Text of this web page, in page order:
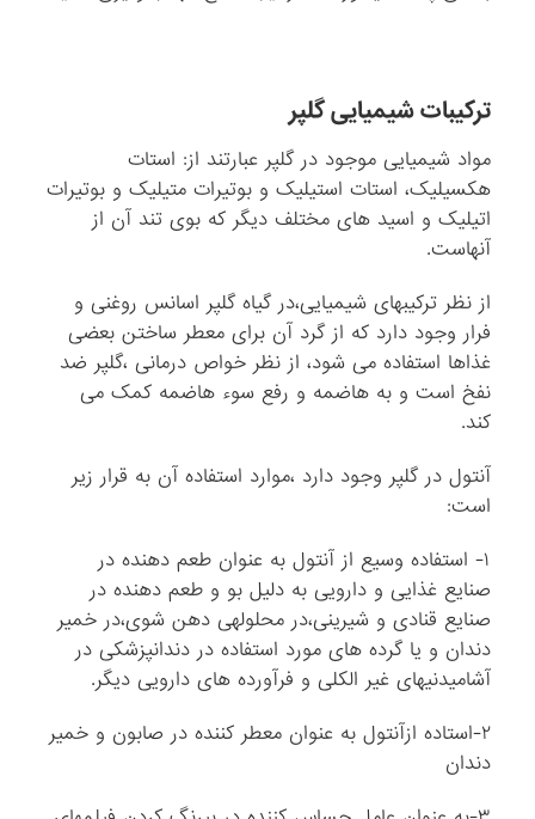
ترکیبات شیمیایی گلپر
مواد شیمیایی موجود در گلپر عبارتند از: استات
هکسیلیک، استات استیلیک و بوتیرات متیلیک و بوتیرات
اتیلیک و اسید های مختلف دیگر که بوی تند آن از
آنهاست.
از نظر ترکیبهای شیمیایی،در گیاه گلپر اسانس روغنی و
فرار وجود دارد که از گرد آن برای معطر ساختن بعضی
غذاها استفاده می شود، از نظر خواص درمانی ،گلپر ضد
نفخ است و به هاضمه و رفع سوء هاضمه کمک می
کند.
آنتول در گلپر وجود دارد ،موارد استفاده آن به قرار زیر
است:
۱- استفاده وسیع از آنتول به عنوان طعم دهنده در
صنایع غذایی و دارویی به دلیل بو و طعم دهنده در
صنایع قنادی و شیرینی،در محلولهی دهن شوی،در خمیر
دندان و یا گرده های مورد استفاده در دندانپزشکی در
آشامیدنیهای غیر الکلی و فرآورده های دارویی دیگر.
۲-استاده ازآنتول به عنوان معطر کننده در صابون و خمیر
دندان